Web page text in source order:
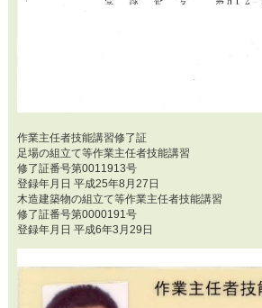
作業主任者技能講習修了証
足場の組立て等作業主任者技能講習
修了証番号第0011913号
登録年月日 平成25年8月27日
木造建築物の組立て等作業主任者技能講習
修了証番号第0000191号
登録年月日 平成6年3月29日